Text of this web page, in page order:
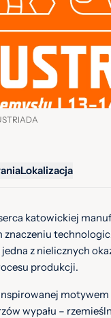
Lokalizacja
katowickiej
z nielicznych
produkcji.
motywem
wypału –